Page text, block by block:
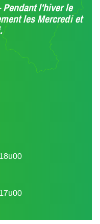
l'hiver le
les Mercredi et